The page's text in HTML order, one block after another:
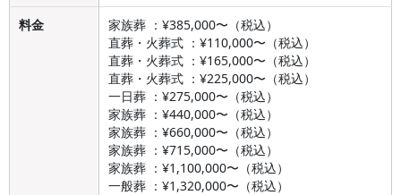
料金
家族葬 ：¥385,000〜（税込）
直葬・火葬式 ：¥110,000〜（税込）
直葬・火葬式 ：¥165,000〜（税込）
直葬・火葬式 ：¥225,000〜（税込）
一日葬 ：¥275,000〜（税込）
家族葬 ：¥440,000〜（税込）
家族葬 ：¥660,000〜（税込）
家族葬 ：¥715,000〜（税込）
家族葬 ：¥1,100,000〜（税込）
一般葬 ：¥1,320,000〜（税込）